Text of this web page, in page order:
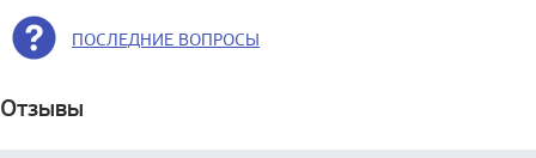
ПОСЛЕДНИЕ ВОПРОСЫ
Отзывы